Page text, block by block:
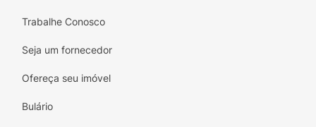
Trabalhe Conosco
Seja um fornecedor
Ofereça seu imóvel
Bulário